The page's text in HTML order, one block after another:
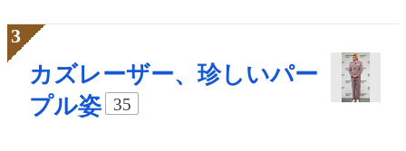
カズレーザー、珍しいパー
プル姿
35